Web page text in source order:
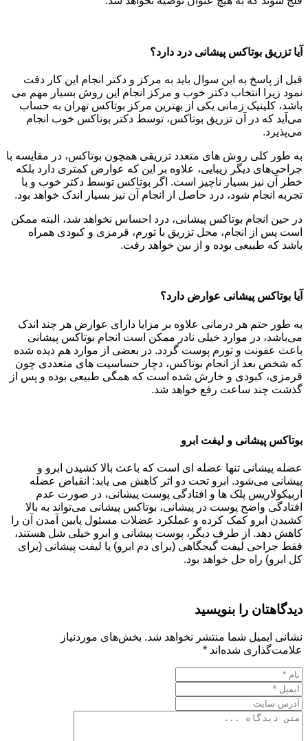
آیا تزریق بوتاکس پیشانی درد دارد؟
قبل از پاسخ به این سوال باید به مرکز و دکتر انجام این کار دقت
نمود زیرا انتخاب دکتر خوب و مرکز انجام این روش بسیار مهم می
باشد، کلینیک زمانی یکی از بهترین مرکز بوتاکس تهران به حساب
می‌آید که در آن تزریق بوتاکس، توسط دکتر بوتاکس خوب انجام
می‌پذیرد.
به طور کلی روش های متعدد تزریقی همچون بوتاکس، در مقایسه با
جراحی‌های دیگر زیبایی، علاوه بر این که عوارض کمتری دارد بلکه
خطر آن نیز بسیار ناچیز است. اگر بوتاکس توسط دکتر خوب و با
تجربه انجام شود، درد حاصل از انجام آن نیز بسیار اندک خواهد بود.
در حین انجام بوتاکس پیشانی، درد احساس نخواهد شد، البته ممکن
است پس از انجام، محل تزریق با تورم، قرمزی و کبودی همراه
باشد که طبیعی بوده و از بین خواهد رفت.
آیا بوتاکس پیشانی عوارض دارد؟
به طور حتم هر درمانی علاوه بر مزایا دارای عوارض هر چند اندک
می‌باشد، در موارد خیلی نادر ممکن است انجام بوتاکس پیشانی
باعث عفونت و تورم پوست گردد. در بعضی از موارد هم دیده شده
که شخص بعد از انجام بوتاکس، دچار حساسیت‌ های متعددی چون
قرمزی، کبودی و خارش شده است که همگی طبیعی بوده و پس از
گذشت چند ساعت رفع خواهد شد.
بوتاکس پیشانی و لیفت ابرو
عضله پیشانی تنها عضله ای است که باعث بالا کشیدن ابرو و
پیشانی می‌شود. ابرو تحت دو اثر کاهش می یابد: انقباض عضله
اربیکولاریس پلک ها و افتادگی پوست پیشانی، در صورت عدم
افتادگی واضح پوست در پیشانی، بوتاکس پیشانی می‌تواند به بالا
کشیدن ابرو کمک کرده و عملکرد عضلات مسئول پایین آمدن آن را
کاهش دهد. از طرف دیگر، پوست پیشانی و ابرو خیلی شل هستند،
فقط جراحی لیفت گیجگاهی (برای دم ابرو) یا لیفت پیشانی (برای
کل ابرو) راه حل خواهد بود.
دیدگاهتان را بنویسید
نشانی ایمیل شما منتشر نخواهد شد. بخش‌های موردنیاز
علامت‌گذاری شده‌اند *